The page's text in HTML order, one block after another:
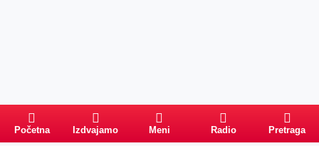
Početna Izdvajamo Meni Radio Pretraga